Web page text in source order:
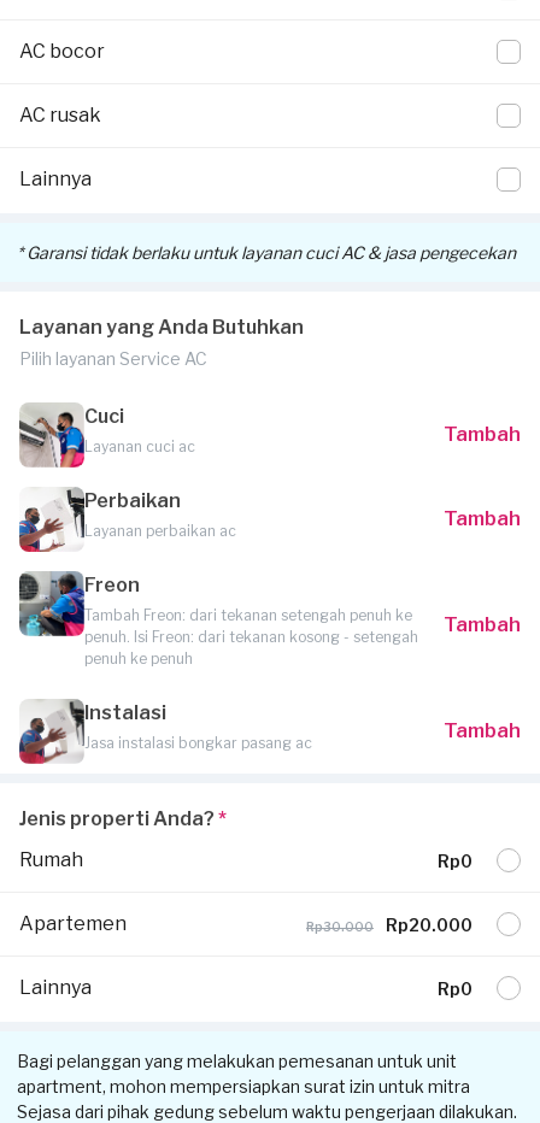
voucher dan pemakaiannya.
AC bocor
AC rusak
Lainnya
* Garansi tidak berlaku untuk layanan cuci AC & jasa pengecekan
Layanan yang Anda Butuhkan
Pilih layanan Service AC
Cuci
Layanan cuci ac
Tambah
Perbaikan
Layanan perbaikan ac
Tambah
Freon
Tambah Freon: dari tekanan setengah penuh ke
penuh. Isi Freon: dari tekanan kosong - setengah
penuh ke penuh
Tambah
Instalasi
Jasa instalasi bongkar pasang ac
Tambah
Jenis properti Anda? *
Rumah
Rp0
Apartemen Rp30.000 Rp20.000
Lainnya Rp0
Bagi pelanggan yang melakukan pemesanan untuk unit
apartment, mohon mempersiapkan surat izin untuk mitra
Sejasa dari pihak gedung sebelum waktu pengerjaan dilakukan.